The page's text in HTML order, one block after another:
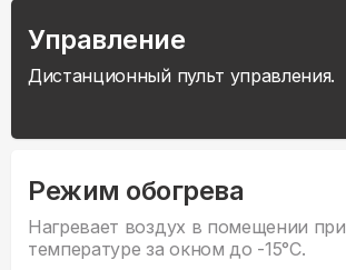
Управление
Дистанционный пульт управления.
Режим обогрева
Нагревает воздух в помещении при
температуре за окном до -15°С.